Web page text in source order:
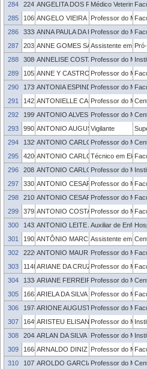
284
2247978ANGELITA DOS REIS GOMES
Médico Veterinário
285
1065924ANGELO VIEIRA DOS REIS
Professor do
286
3338700ANNA PAULA DA ROSA POSSEBON
Professor do
287
2031922ANNE GOMES SACCOAssistente em
288
3086406ANNELISE COSTA MONTONE
Professor do
289
1052627ANNE Y CASTRO MARQUES
Professor do
290
1739392ANTONIA ESPINDOLA LONGONI
Professor do
291
1422652ANTONIELLE CANTARELLI
Professor do
292
1999443ANTONIO ALVES DA SILVA JUNIOR
Professor do
293
990109ANTONIO AUGUSTO DA SILVA
Vigilante
294
1329999ANTONIO CARLOS DA SILVA
Professor do
295
420682ANTONIO CARLOS DE FREITAS
Técnico em
296
2081884ANTONIO CARLOS MARTINS DA
Professor do
297
3301120ANTONIO CESAR MANENTTI
Professor do
298
2105116ANTONIO CESAR SILVEIRA
Professor do
299
379302ANTONIO COSTA DE OLIVEIRA
Professor do
300
1432899ANTONIO LEITE ANDRADE
Auxiliar de
301
1902384ANTÔNIO MARCELO DOS
Assistente em
302
2220730ANTONIO MAURICIO MEDEIROS
Professor do
303
1148131ARIANE DA CRUZ GUEDES
Professor do
304
1334808ARIANE FERREIRA PORTO ROSA
Professor do
305
1663179ARIELA DA SILVA TORRES
Professor do
306
1978314ARIONE AUGUSTI BOLIGON
Professor do
307
1649254ARISTEU ELISANDRO MACHADO
Professor do
308
2048166ARLAN DA SILVA FERREIRA
Professor do
309
1668826ARNALDO DINIZ VIEIRAProfessor do
310
1077824AROLDO GARCIA DOS ANJOS
Professor do